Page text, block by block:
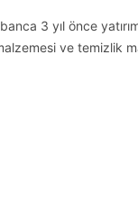
3 yıl önce
ve temizlik